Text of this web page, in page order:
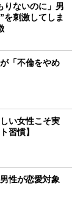
りないのに」男
を刺激してしま
「不倫をやめ
い女性こそ実
習慣】
性が恋愛対象